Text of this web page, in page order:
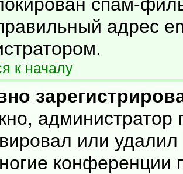
адрес
к началу
администратор
или
конференции